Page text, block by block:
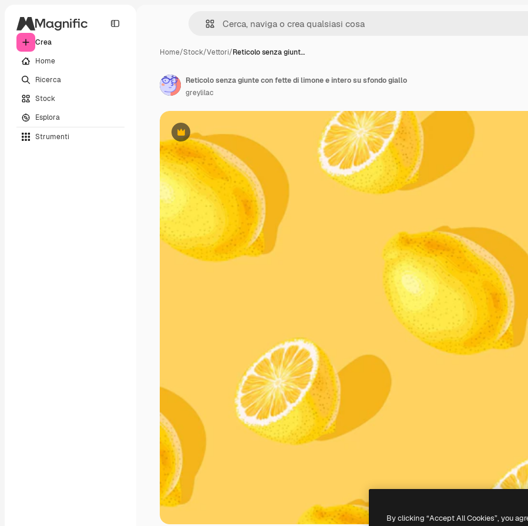
Crea
Home
Ricerca
Stock
Esplora
Strumenti
Home/Stock/Vettori/Reticolo senza giunt…
Premium
Reticolo senza giunte con fette di limone e intero su sfondo giallo
greylilac
By clicking “Accept All Cookies”, you